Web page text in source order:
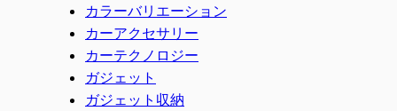
カラーバリエーション
カーアクセサリー
カーテクノロジー
ガジェット
ガジェット収納